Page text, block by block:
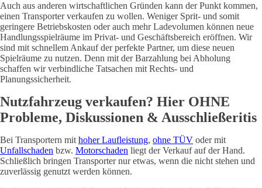
Auch aus anderen wirtschaftlichen Gründen kann der Punkt kommen,
einen Transporter verkaufen zu wollen. Weniger Sprit- und somit
geringere Betriebskosten oder auch mehr Ladevolumen können neue
Handlungsspielräume im Privat- und Geschäftsbereich eröffnen. Wir
sind mit schnellem Ankauf der perfekte Partner, um diese neuen
Spielräume zu nutzen. Denn mit der Barzahlung bei Abholung
schaffen wir verbindliche Tatsachen mit Rechts- und
Planungssicherheit.
Nutzfahrzeug verkaufen? Hier OHNE
Probleme, Diskussionen & Ausschließeritis
Bei Transportern mit hoher Laufleistung, ohne TÜV oder mit
Unfallschaden bzw. Motorschaden liegt der Verkauf auf der Hand.
Schließlich bringen Transporter nur etwas, wenn die nicht stehen und
zuverlässig genutzt werden können.